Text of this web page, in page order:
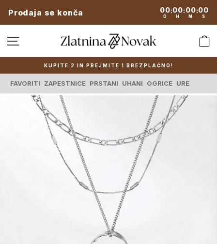
na
vsebino
Prodaja se konča 00
D
:00
H
:00
M
:00
S
SPLETNA NAVIGACIJA
Zaustavi
KUPITE 2 IN PREJMITE 1 BREZPLAČNO!
FAVORITI ZAPESTNICE PRSTANI UHANI OGRICE URE